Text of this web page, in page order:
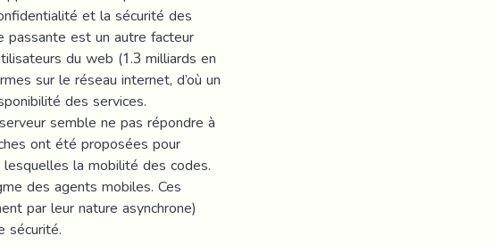
et la sécurité des
passante est un autre facteur
du web (1.3 milliards en
sur le réseau internet, d’où un
des services.
semble ne pas répondre à
ont été proposées pour
la mobilité des codes.
des agents mobiles. Ces
par leur nature asynchrone)
sécurité.